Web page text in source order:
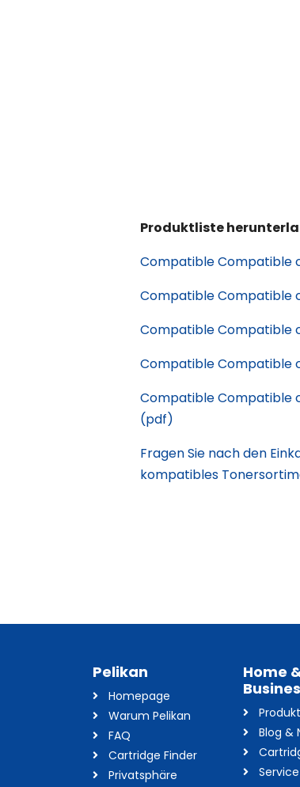
Produktliste
Compatible Compatible
Compatible Compatible
Compatible Compatible
Compatible Compatible
Compatible Compatible
(pdf)
Fragen Sie nach den
kompatibles
Pelikan
Homepage
Warum Pelikan
FAQ
Cartridge Finder
Privatsphäre
Home
Blog &
Service